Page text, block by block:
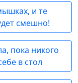
и те
смешно!
пока никого
в стол